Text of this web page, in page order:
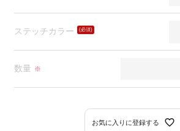
須)
ステッチカラー
須)
お気に入りに登録する
数量 ※